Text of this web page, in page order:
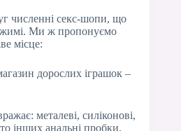
численні секс-шопи, що
Ми ж пропонуємо
місце:
дорослих іграшок –
металеві, силіконові,
інших анальні пробки.